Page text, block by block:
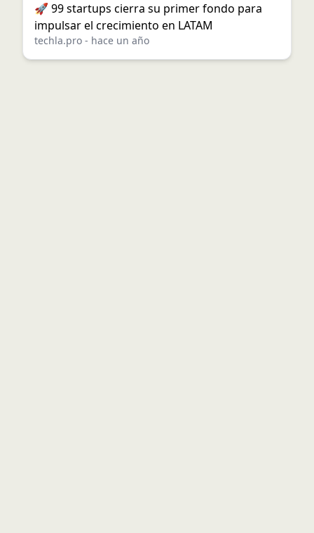
🚀 99 startups cierra su primer fondo para
impulsar el crecimiento en LATAM
techla.pro - hace un año